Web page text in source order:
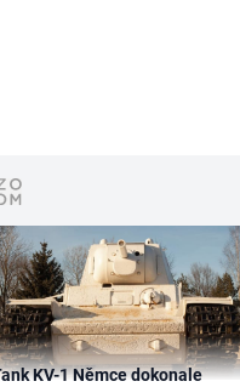
KV-1 Němce dokonale